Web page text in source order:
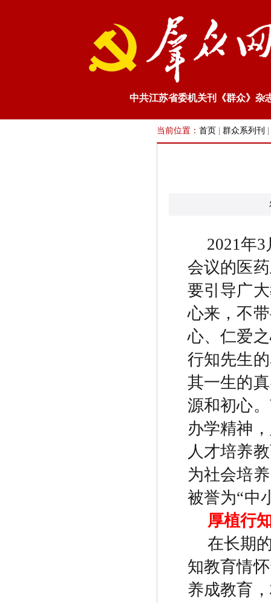
中共江苏省委机关刊《群众》杂
当前位置： 首页 群众系列刊
2021年3
会议的医
要引导广
心来，不
心、仁爱
行知先生
其一生的
源和初心
办学精神
人才培养
为社会培
被誉为“中
厚植行
在长期
知教育情怀
养成教育